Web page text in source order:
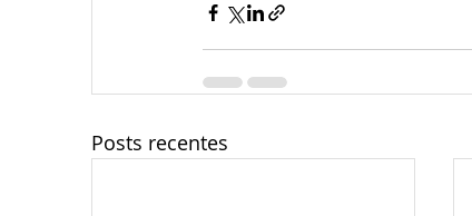
Posts recentes